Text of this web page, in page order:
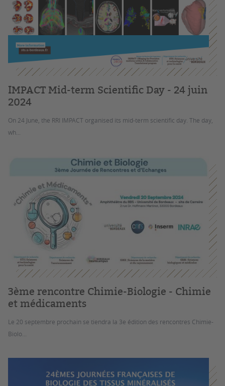
IMPACT Mid-term Scientific Day - 24 juin
2024
On 24 June, the RRI IMPACT organised its mid-term scientific day. The day,
wh...
3ème rencontre Chimie-Biologie - Chimie
et médicaments
Le 20 septembre prochain se tiendra la 3e édition des rencontres Chimie-
Biolo...